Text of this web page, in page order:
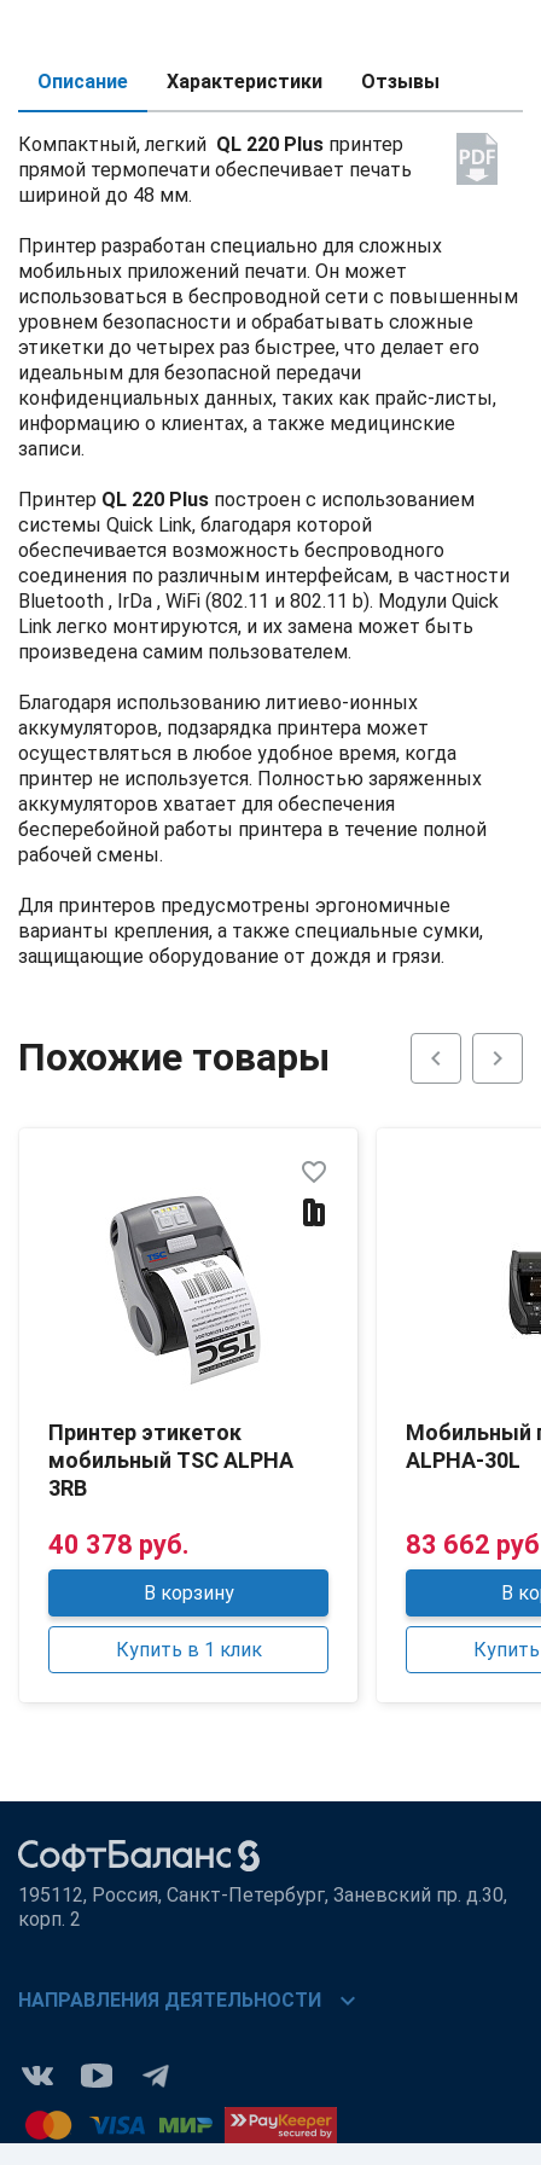
Описание Характеристики Отзывы
Компактный, легкий QL 220 Plus принтер
прямой термопечати обеспечивает печать
шириной до 48 мм.
Принтер разработан специально для сложных
мобильных приложений печати. Он может
использоваться в беспроводной сети с повышенным
уровнем безопасности и обрабатывать сложные
этикетки до четырех раз быстрее, что делает его
идеальным для безопасной передачи
конфиденциальных данных, таких как прайс-листы,
информацию о клиентах, а также медицинские
записи.
Принтер QL 220 Plus построен с использованием
системы Quick Link, благодаря которой
обеспечивается возможность беспроводного
соединения по различным интерфейсам, в частности
Bluetooth , IrDa , WiFi (802.11 и 802.11 b). Модули Quick
Link легко монтируются, и их замена может быть
произведена самим пользователем.
Благодаря использованию литиево-ионных
аккумуляторов, подзарядка принтера может
осуществляться в любое удобное время, когда
принтер не используется. Полностью заряженных
аккумуляторов хватает для обеспечения
бесперебойной работы принтера в течение полной
рабочей смены.
Для принтеров предусмотрены эргономичные
варианты крепления, а также специальные сумки,
защищающие оборудование от дождя и грязи.
Похожие товары chevron_left chevron_right
Принтер этикеток
мобильный TSC ALPHA
3RB
favorite_border
40 378 руб.
В корзину
Купить в 1 клик
Мобильный
ALPHA-30L
83 662
В
195112, Россия, Санкт-Петербург, Заневский пр. д.30,
корп. 2
НАПРАВЛЕНИЯ ДЕЯТЕЛЬНОСТИ chevron_right